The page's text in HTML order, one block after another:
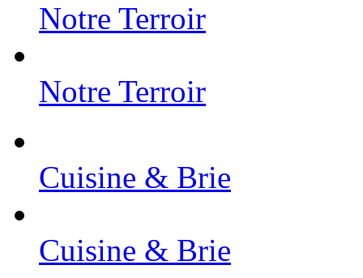
Notre Terroir
Notre Terroir
Cuisine & Brie
Cuisine & Brie